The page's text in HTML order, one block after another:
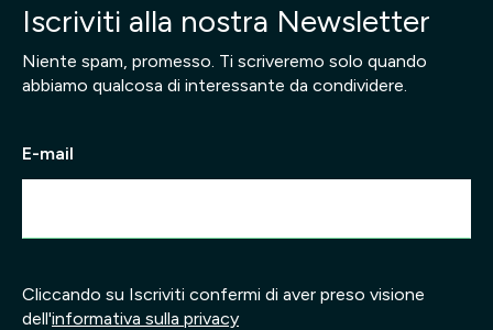
Iscriviti alla nostra Newsletter
Niente spam, promesso. Ti scriveremo solo quando
abbiamo qualcosa di interessante da condividere.
E-mail
Cliccando su Iscriviti confermi di aver preso visione
dell'informativa sulla privacy